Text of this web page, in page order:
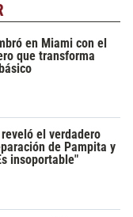
en Miami con el
que transforma
el verdadero
de Pampita y
insoportable"